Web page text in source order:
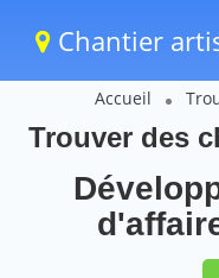
Chantier
Accueil
Trouver des